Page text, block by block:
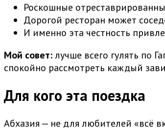
Роскошные
Дорогой ресторан может
И именно эта честность
Мой совет:лучше всего гулять по
спокойно рассмотреть каждый
Для кого эта поездка
Абхазия — не для любителей «всё